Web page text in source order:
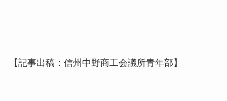
【記事出稿：信州中野商工会議所青年部】